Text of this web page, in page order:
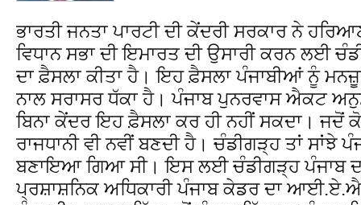
ਭਾਰਤੀ ਜਨਤਾ ਪਾਰਟੀ ਦੀ ਕੇਂਦਰੀ ਸਰਕਾਰ ਨੇ
ਵਿਧਾਨ ਸਭਾ ਦੀ ਇਮਾਰਤ ਦੀ ਉਸਾਰੀ ਕਰਨ ਲਈ
ਦਾ ਫ਼ੈਸਲਾ ਕੀਤਾ ਹੈ। ਇਹ ਫ਼ੈਸਲਾ ਪੰਜਾਬੀਆਂ ਨੂੰ
ਨਾਲ ਸਰਾਸਰ ਧੱਕਾ ਹੈ। ਪੰਜਾਬ ਪੁਨਰਵਾਸ ਐਕਟ
ਬਿਨਾ ਕੇਂਦਰ ਇਹ ਫ਼ੈਸਲਾ ਕਰ ਹੀ ਨਹੀਂ ਸਕਦਾ। ਜਦੋਂ
ਰਾਜਧਾਨੀ ਵੀ ਨਵੀਂ ਬਣਦੀ ਹੈ। ਚੰਡੀਗੜ੍ਹ ਤਾਂ ਸਾਂਝੇ
ਬਣਾਇਆ ਗਿਆ ਸੀ। ਇਸ ਲਈ ਚੰਡੀਗੜ੍ਹ ਪੰਜਾਬ
ਪ੍ਰਸ਼ਾਸ਼ਨਿਕ ਅਧਿਕਾਰੀ ਪੰਜਾਬ ਕੇਡਰ ਦਾ